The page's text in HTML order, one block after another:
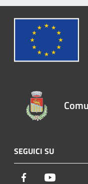
SEGUICI SU
Facebook